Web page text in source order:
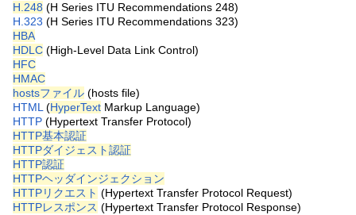
H.248 (H Series ITU Recommendations 248)
H.323 (H Series ITU Recommendations 323)
HBA
HDLC (High-Level Data Link Control)
HFC
HMAC
hostsファイル (hosts file)
HTML (HyperText Markup Language)
HTTP (Hypertext Transfer Protocol)
HTTP基本認証
HTTPダイジェスト認証
HTTP認証
HTTPヘッダインジェクション
HTTPリクエスト (Hypertext Transfer Protocol Request)
HTTPレスポンス (Hypertext Transfer Protocol Response)